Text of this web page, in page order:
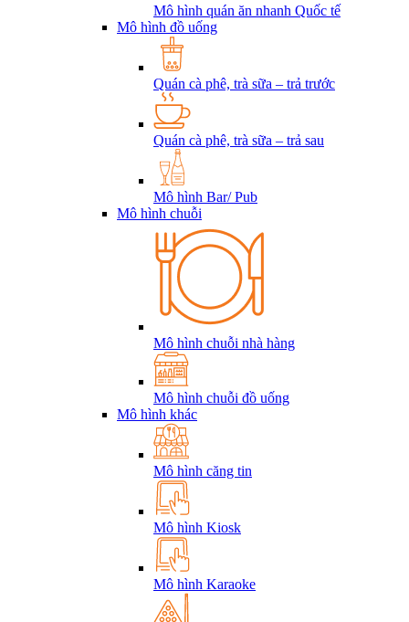
Mô hình quán ăn nhanh Quốc tế
Mô hình đồ uống
Quán cà phê, trà sữa – trả trước
Quán cà phê, trà sữa – trả sau
Mô hình Bar/ Pub
Mô hình chuỗi
Mô hình chuỗi nhà hàng
Mô hình chuỗi đồ uống
Mô hình khác
Mô hình căng tin
Mô hình Kiosk
Mô hình Karaoke